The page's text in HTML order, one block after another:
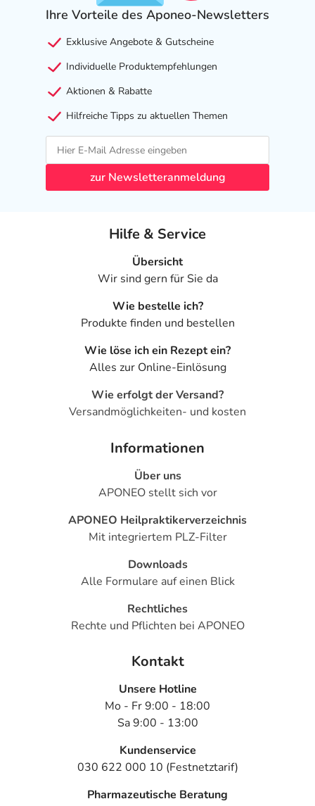
Ihre Vorteile des Aponeo-Newsletters
Exklusive Angebote & Gutscheine
Individuelle Produktempfehlungen
Aktionen & Rabatte
Hilfreiche Tipps zu aktuellen Themen
zur Newsletteranmeldung
Hilfe & Service
Übersicht
Wir sind gern für Sie da
Wie bestelle ich?
Produkte finden und bestellen
Wie löse ich ein Rezept ein?
Alles zur Online-Einlösung
Wie erfolgt der Versand?
Versandmöglichkeiten- und kosten
Informationen
Über uns
APONEO stellt sich vor
APONEO Heilpraktikerverzeichnis
Mit integriertem PLZ-Filter
Downloads
Alle Formulare auf einen Blick
Rechtliches
Rechte und Pflichten bei APONEO
Kontakt
Unsere Hotline
Mo - Fr 9:00 - 18:00
Sa 9:00 - 13:00
Kundenservice
030 622 000 10 (Festnetztarif)
Pharmazeutische Beratung